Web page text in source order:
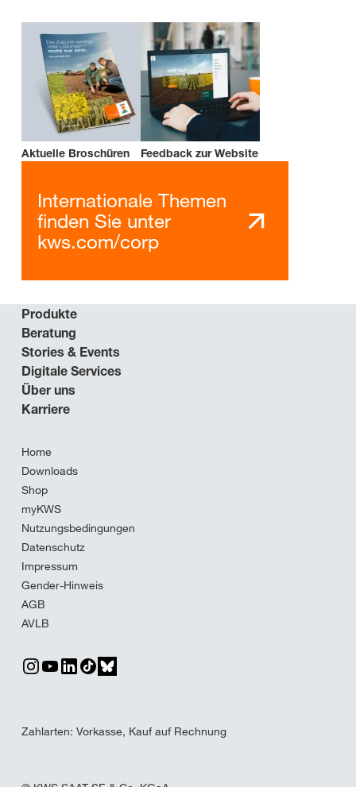
Aktuelle Broschüren Feedback zur Website
Internationale Themen
finden Sie unter
kws.com/corp
Produkte
Beratung
Stories & Events
Digitale Services
Über uns
Karriere
Home
Downloads
Shop
myKWS
Nutzungsbedingungen
Datenschutz
Impressum
Gender-Hinweis
AGB
AVLB
Zahlarten: Vorkasse, Kauf auf Rechnung